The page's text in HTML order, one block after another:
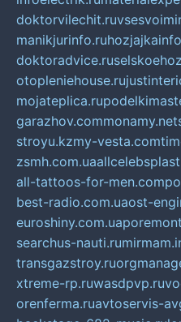
doktorvilechit.ru
manikjurinfo.ru
doktoradvice.ru
otopleniehouse.ru
mojateplica.ru
garazhov.commonamy.net
stroyu.kzmy-vesta.com
zsmh.com.ua
all-tattoos-for-men.com
best-radio.com.uaost-
euroshiny.com.ua
searchus-nauti.ru
transgazstroy.ru
xtreme-rp.ruwasdpvp.ru
orenferma.ruavtoservis-